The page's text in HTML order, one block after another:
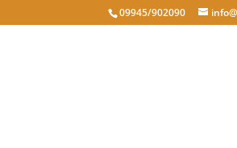
09945/902090